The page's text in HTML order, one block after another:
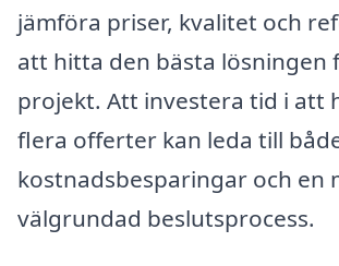
jämföra priser, kvalitet och
att hitta den bästa lösningen
projekt. Att investera tid i att
flera offerter kan leda till
kostnadsbesparingar och en
välgrundad beslutsprocess.